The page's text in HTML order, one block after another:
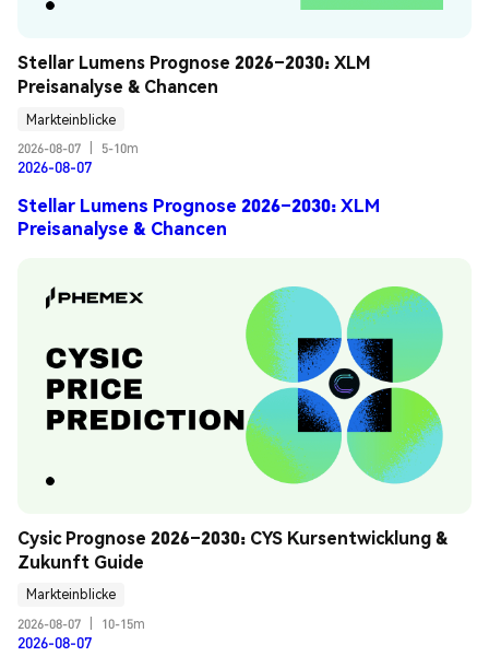
Stellar Lumens Prognose 2026–2030: XLM
Preisanalyse & Chancen
Markteinblicke
2026-08-07
5-10m
2026-08-07
Stellar Lumens Prognose 2026–2030: XLM
Preisanalyse & Chancen
Cysic Prognose 2026–2030: CYS Kursentwicklung &
Zukunft Guide
Markteinblicke
2026-08-07
10-15m
2026-08-07